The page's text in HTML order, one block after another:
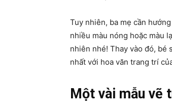
Tuy nhiên, ba mẹ cần
nhiều màu nóng hoặc màu
nhiên nhé! Thay vào đó, bé
nhất với hoa văn trang trí
Một vài mẫu vẽ